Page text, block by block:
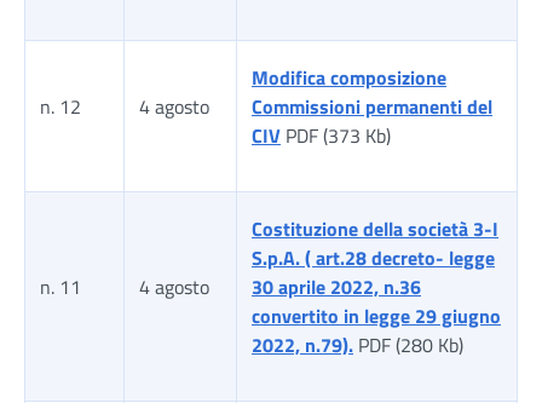
n. 12 4 agosto
Modifica composizione
Commissioni permanenti del
CIV PDF (373 Kb)
n. 11 4 agosto
Costituzione della società 3-I
S.p.A. ( art.28 decreto- legge
30 aprile 2022, n.36
convertito in legge 29 giugno
2022, n.79). PDF (280 Kb)